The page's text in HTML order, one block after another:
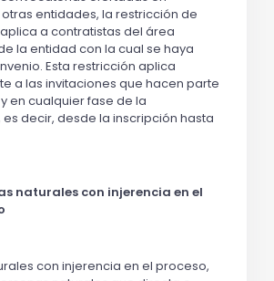
entidades, la restricción de
a contratistas del área
la entidad con la cual se haya
Esta restricción aplica
a las invitaciones que hacen parte
en cualquier fase de la
decir, desde la inscripción hasta
naturales con injerencia en el
con injerencia en el proceso,